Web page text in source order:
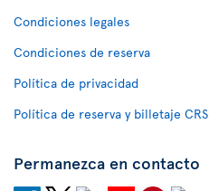
Condiciones legales
Condiciones de reserva
Política de privacidad
Política de reserva y billetaje CRS
Permanezca en contacto